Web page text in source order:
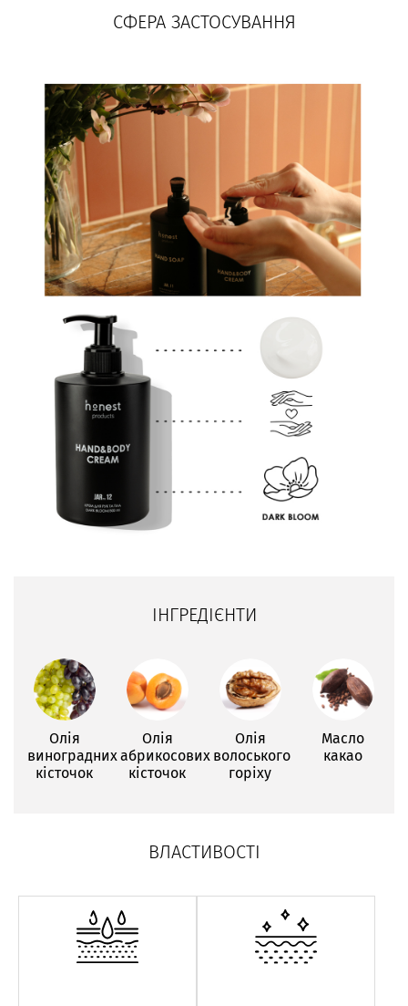
ІНГРЕДІЄНТИ
Олія
виноградних
кісточок
Олія
абрикосових
кісточок
Олія
волоського
горіху
Масло
какао
СФЕРА ЗАСТОСУВАННЯ
ВЛАСТИВОСТІ